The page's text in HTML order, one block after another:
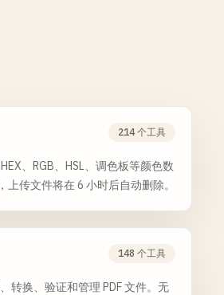
214 个工具
、RGB、HSL、调色板等颜色数
传文件将在 6 小时后自动删除。
148 个工具
转换、验证和管理 PDF 文件。无